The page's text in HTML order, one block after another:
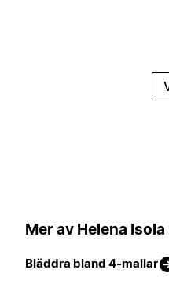
Mer av Helena
Bläddra bland 4-mallar